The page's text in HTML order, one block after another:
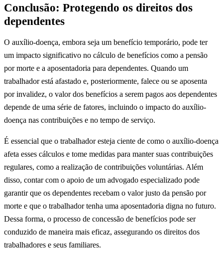
Conclusão: Protegendo os direitos dos
dependentes
O auxílio-doença, embora seja um benefício temporário, pode ter
um impacto significativo no cálculo de benefícios como a pensão
por morte e a aposentadoria para dependentes. Quando um
trabalhador está afastado e, posteriormente, falece ou se aposenta
por invalidez, o valor dos benefícios a serem pagos aos dependentes
depende de uma série de fatores, incluindo o impacto do auxílio-
doença nas contribuições e no tempo de serviço.
É essencial que o trabalhador esteja ciente de como o auxílio-doença
afeta esses cálculos e tome medidas para manter suas contribuições
regulares, como a realização de contribuições voluntárias. Além
disso, contar com o apoio de um advogado especializado pode
garantir que os dependentes recebam o valor justo da pensão por
morte e que o trabalhador tenha uma aposentadoria digna no futuro.
Dessa forma, o processo de concessão de benefícios pode ser
conduzido de maneira mais eficaz, assegurando os direitos dos
trabalhadores e seus familiares.